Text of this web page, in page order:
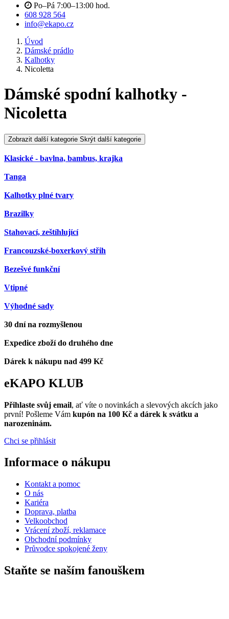
Po–Pá 7:00–13:00 hod.
608 928 564
info@ekapo.cz
Úvod
Dámské prádlo
Kalhotky
Nicoletta
Dámské spodní kalhotky -
Nicoletta
Zobrazit další kategorie Skrýt další kategorie
Klasické - bavlna, bambus, krajka
Tanga
Kalhotky plné tvary
Brazilky
Stahovací, zeštíhlující
Francouzské-boxerkový střih
Bezešvé funkční
Vtipné
Výhodné sady
30 dní na rozmyšlenou
Expedice zboží do druhého dne
Dárek k nákupu nad 499 Kč
eKAPO KLUB
Přihlaste svůj email, ať víte o novinkách a slevových akcích jako
první! Pošleme Vám kupón na 100 Kč a dárek k svátku a
narozeninám.
Chci se přihlásit
Informace o nákupu
Kontakt a pomoc
O nás
Kariéra
Doprava, platba
Velkoobchod
Vrácení zboží, reklamace
Obchodní podmínky
Průvodce spokojené ženy
Staňte se naším fanouškem